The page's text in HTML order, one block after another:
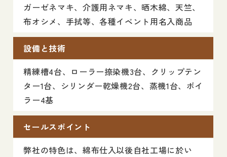
ガーゼネマキ、介護用ネマキ、晒木綿、天竺、
布オシメ、手拭等、各種イベント用名入商品
設備と技術
精練槽4台、ローラー捺染機3台、クリップテン
ター1台、シリンダー乾燥機2台、蒸機1台、ボイ
ラー4基
セールスポイント
弊社の特色は、綿布仕入以後自社工場に於い